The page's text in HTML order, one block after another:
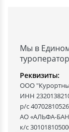
Мы в
Реквизиты:
ООО
ИНН
р/с
АО «АЛЬФА-
к/с